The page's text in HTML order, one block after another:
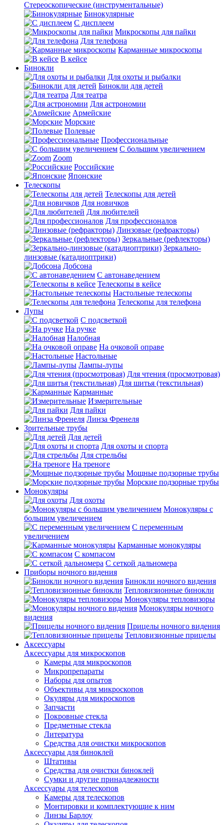
Стереоскопические (инструментальные)
Бинокулярные
С дисплеем
Микроскопы для пайки
Для телефона
Карманные микроскопы
В кейсе
Бинокли
Для охоты и рыбалки
Бинокли для детей
Для театра
Для астрономии
Армейские
Морские
Полевые
Профессиональные
С большим увеличением
Zoom
Российские
Японские
Телескопы
Телескопы для детей
Для новичков
Для любителей
Для профессионалов
Линзовые (рефракторы)
Зеркальные (рефлекторы)
Зеркально-
линзовые (катадиоптрики)
Добсона
С автонаведением
Телескопы в кейсе
Настольные телескопы
Телескопы для телефона
Лупы
С подсветкой
На ручке
Налобная
На очковой оправе
Настольные
Лампы-лупы
Для чтения (просмотровая)
Для шитья (текстильная)
Карманные
Измерительные
Для пайки
Линза Френеля
Зрительные трубы
Для детей
Для охоты и спорта
Для стрельбы
На треноге
Мощные подзорные трубы
Морские подзорные трубы
Монокуляры
Для охоты
Монокуляры с
большим увеличением
С переменным
увеличением
Карманные монокуляры
С компасом
С сеткой дальномера
Приборы ночного видения
Бинокли ночного видения
Тепловизионные бинокли
Монокуляры тепловизоры
Монокуляры ночного
видения
Прицелы ночного видения
Тепловизионные прицелы
Аксессуары
Аксессуары для микроскопов
Камеры для микроскопов
Микропрепараты
Наборы для опытов
Объективы для микроскопов
Окуляры для микроскопов
Запчасти
Покровные стекла
Предметные стекла
Литература
Средства для очистки микроскопов
Аксессуары для биноклей
Штативы
Средства для очистки биноклей
Сумки и другие принадлежности
Аксессуары для телескопов
Камеры для телескопов
Монтировки и комплектующие к ним
Линзы Барлоу